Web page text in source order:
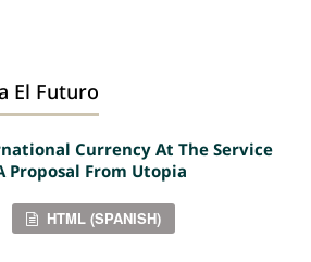
El Futuro
Currency At The Service
Proposal From Utopia
HTML (SPANISH)